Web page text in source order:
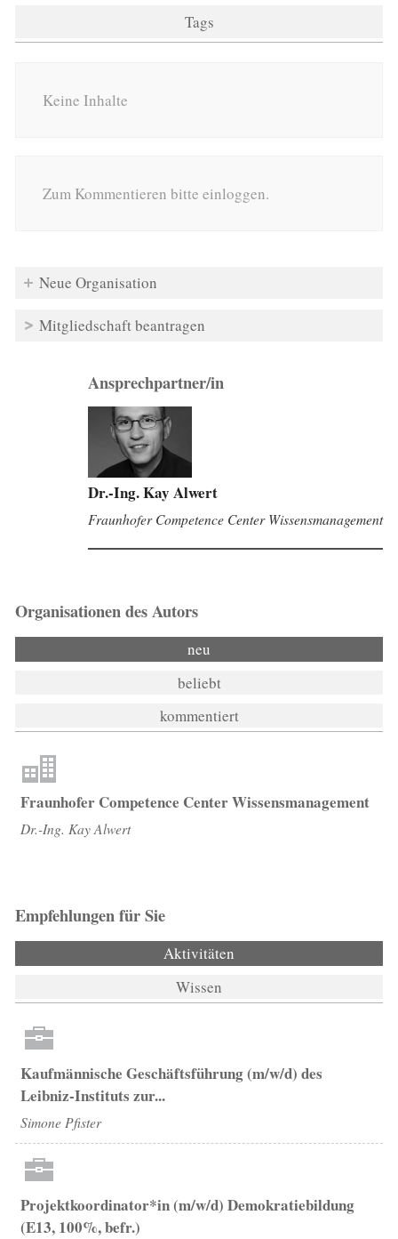
Tags
Keine Inhalte
Zum Kommentieren bitte einloggen.
Neue Organisation
Mitgliedschaft beantragen
Ansprechpartner/in
Dr.-Ing. Kay Alwert
Fraunhofer Competence Center Wissensmanagement
Organisationen des Autors
neu
beliebt
kommentiert
Fraunhofer Competence Center Wissensmanagement
Dr.-Ing. Kay Alwert
Empfehlungen für Sie
Aktivitäten
Wissen
Kaufmännische Geschäftsführung (m/w/d) des
Leibniz-Instituts zur...
Simone Pfister
Projektkoordinator*in (m/w/d) Demokratiebildung
(E13, 100%, befr.)